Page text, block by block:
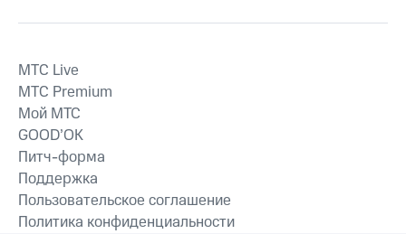
MTС Live
MTС Premium
Мой МТС
GOOD’OK
Питч-форма
Поддержка
Пользовательское соглашение
Политика конфиденциальности